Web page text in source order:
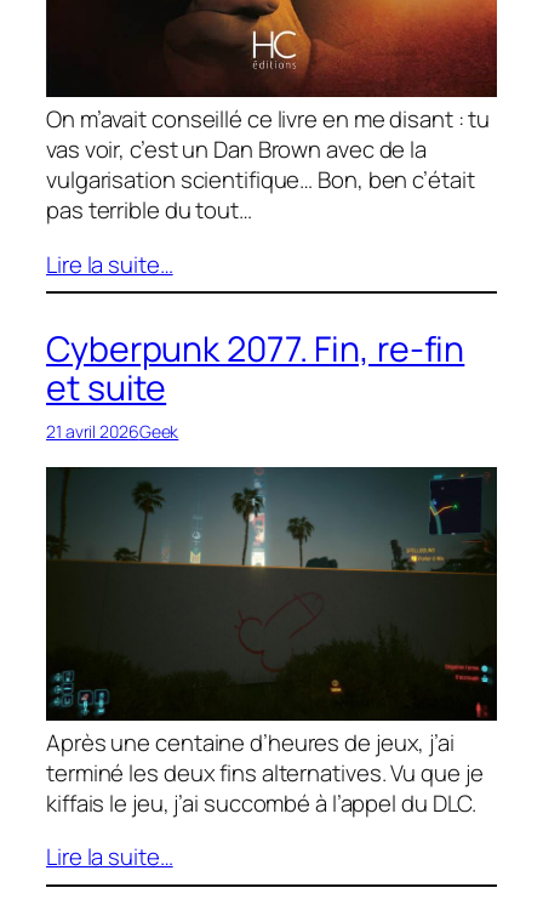
On m’avait conseillé ce livre en me disant : tu
vas voir, c’est un Dan Brown avec de la
vulgarisation scientifique… Bon, ben c’était
pas terrible du tout…
Lire la suite…
Cyberpunk 2077. Fin, re-fin
et suite
21 avril 2026Geek
Après une centaine d’heures de jeux, j’ai
terminé les deux fins alternatives. Vu que je
kiffais le jeu, j’ai succombé à l’appel du DLC.
Lire la suite…